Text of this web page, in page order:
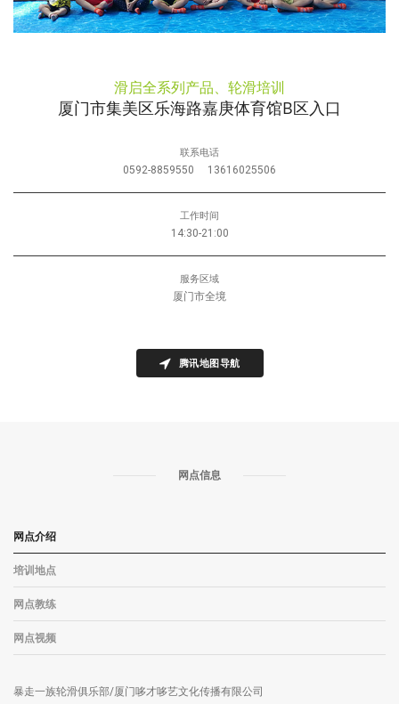
滑启全系列产品、轮滑培训
厦门市集美区乐海路嘉庚体育馆B区入口
联系电话
0592-8859550 13616025506
工作时间
14:30-21:00
服务区域
厦门市全境
腾讯地图导航
网点信息
网点介绍
培训地点
网点教练
网点视频
暴走一族轮滑俱乐部/厦门哆才哆艺文化传播有限公司